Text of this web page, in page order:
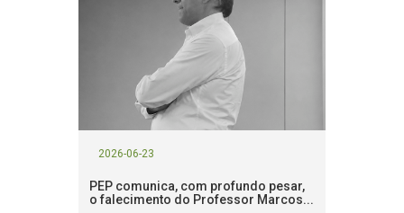
2026-06-23
PEP comunica, com profundo pesar,
o falecimento do Professor Marcos...